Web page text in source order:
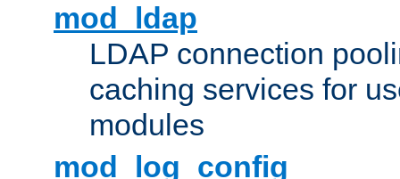
mod_ldap
LDAP connection
caching services for
modules
mod_log_config